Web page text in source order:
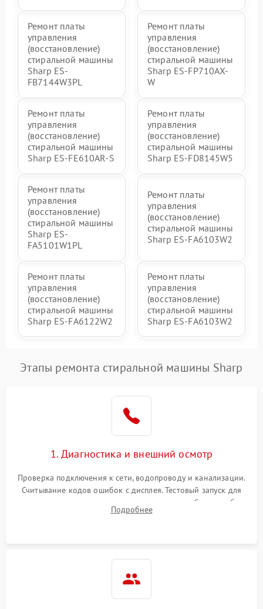
Ремонт платы
управления
(восстановление)
стиральной машины
Sharp ES-
FB7144W3PL
Ремонт платы
управления
(восстановление)
стиральной машины
Sharp ES-FP710AX-
W
Ремонт платы
управления
(восстановление)
стиральной машины
Sharp ES-FE610AR-S
Ремонт платы
управления
(восстановление)
стиральной машины
Sharp ES-FD8145W5
Ремонт платы
управления
(восстановление)
стиральной машины
Sharp ES-
FA5101W1PL
Ремонт платы
управления
(восстановление)
стиральной машины
Sharp ES-FA6103W2
Ремонт платы
управления
(восстановление)
стиральной машины
Sharp ES-FA6122W2
Ремонт платы
управления
(восстановление)
стиральной машины
Sharp ES-FA6103W2
Этапы ремонта стиральной машины Sharp
1. Диагностика и внешний осмотр
Проверка подключения к сети, водопроводу и канализации.
Считывание кодов ошибок с дисплея. Тестовый запуск для
выявления посторонних шумов, протечек или сбоев в работе
электронного модуля управления.
Подробнее